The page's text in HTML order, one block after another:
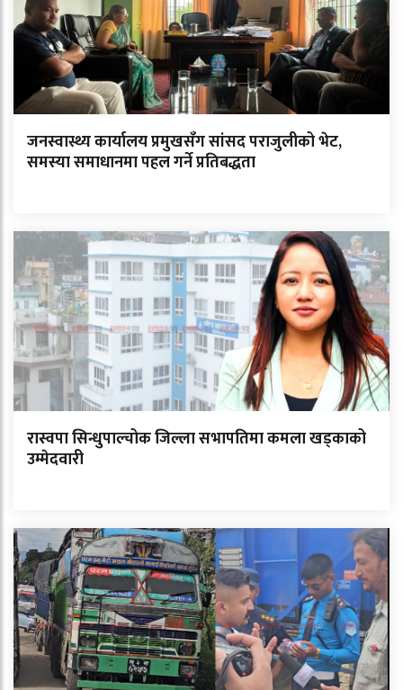
जनस्वास्थ्य कार्यालय प्रमुखसँग सांसद पराजुलीको भेट,
समस्या समाधानमा पहल गर्ने प्रतिबद्धता
रास्वपा सिन्धुपाल्चोक जिल्ला सभापतिमा कमला खड्काको
उम्मेदवारी